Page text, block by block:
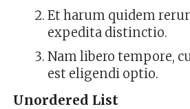
Et harum quidem
expedita distinctio.
Nam libero tempore,
est eligendi optio.
Unordered List